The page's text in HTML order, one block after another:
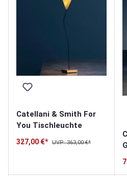
Catellani & Smith For
You Tischleuchte
327,00 €* UVP: 363,00 €*